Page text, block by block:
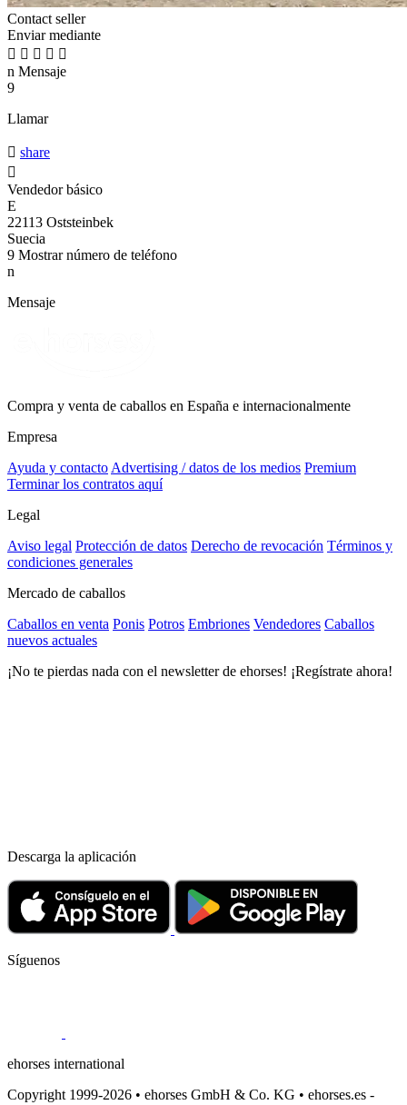
Contact seller
Enviar mediante
    
n Mensaje
9
Llamar
 share

Vendedor básico
E
22113 Oststeinbek
Suecia
9 Mostrar número de teléfono
n
Mensaje
Compra y venta de caballos en España e internacionalmente
Empresa
Ayuda y contacto Advertising / datos de los medios Premium
Terminar los contratos aquí
Legal
Aviso legal Protección de datos Derecho de revocación Términos y
condiciones generales
Mercado de caballos
Caballos en venta Ponis Potros Embriones Vendedores Caballos
nuevos actuales
¡No te pierdas nada con el newsletter de ehorses! ¡Regístrate ahora!
Descarga la aplicación
Síguenos
ehorses international
Copyright 1999-2026 • ehorses GmbH & Co. KG • ehorses.es -